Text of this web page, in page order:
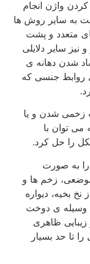
واژن انجام
سایر روش ها
متعدد و پشت
سایر دلایلی
شدن دهانه ی
جنسی که
شدن و یا
توان با
را حل کرد.
به صورت
زخم ها و
دیواره
ی دوخت
ظاهری
حد بسیار